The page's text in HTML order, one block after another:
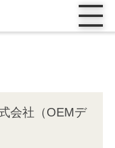
会社（OEMデ